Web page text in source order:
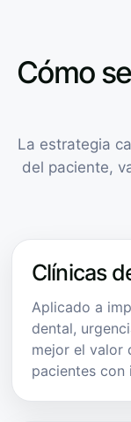
Cómo
La estrategia
del paciente,
Clínicas
Aplicado a
dental,
mejor el valor
pacientes con